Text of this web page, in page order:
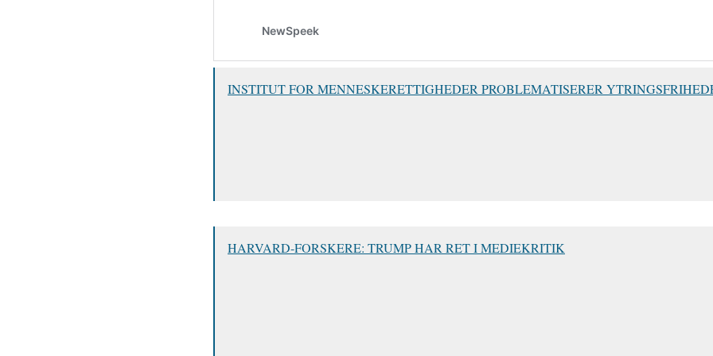
INSTITUT FOR MENNESKERETTIGHEDER PROBLEMATISERER
HARVARD-FORSKERE: TRUMP HAR RET I MEDIEKRITIK